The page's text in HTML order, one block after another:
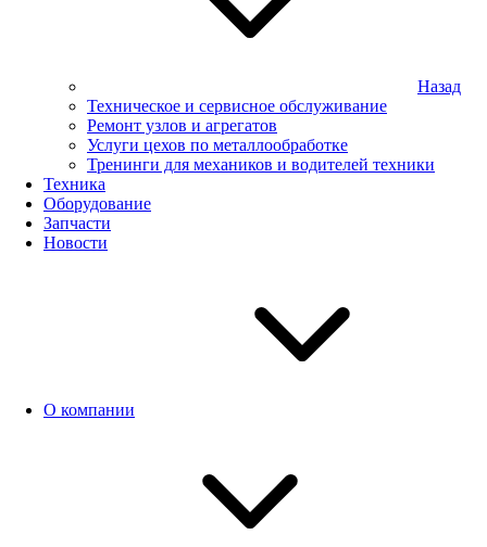
Назад
Техническое и сервисное обслуживание
Ремонт узлов и агрегатов
Услуги цехов по металлообработке
Тренинги для механиков и водителей техники
Техника
Оборудование
Запчасти
Новости
О компании